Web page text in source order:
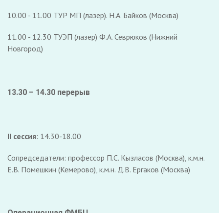
10.00 - 11.00 ТУР МП (лазер). Н.А. Байков (Москва)
11.00 - 12.30 ТУЭП (лазер) Ф.А. Севрюков (Нижний
Новгород)
13.30 – 14.30 перерыв
II сессия: 14.30-18.00
Сопредседатели: профессор П.С. Кызласов (Москва), к.м.н.
Е.В. Помешкин (Кемерово), к.м.н. Д.В. Ергаков (Москва)